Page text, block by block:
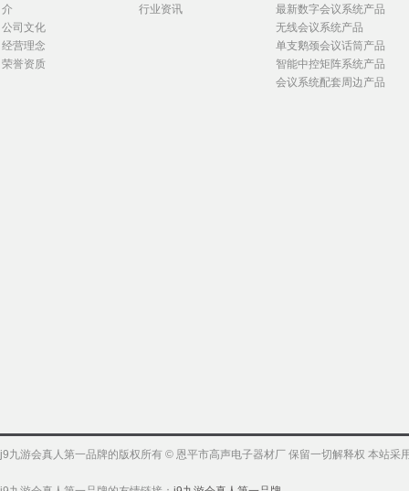
介
公司文化
经营理念
荣誉资质
行业资讯
最新数字会议系统产品
无线会议系统产品
单支鹅颈会议话筒产品
智能中控矩阵系统产品
会议系统配套周边产品
j9九游会真人第一品牌的版权所有 © 恩平市高声电子器材厂 保留一切解释权 本站采